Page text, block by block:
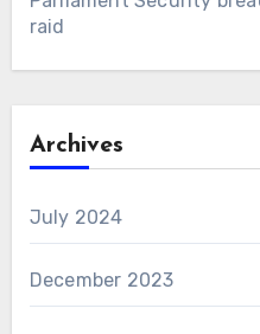
raid
Archives
July 2024
December 2023